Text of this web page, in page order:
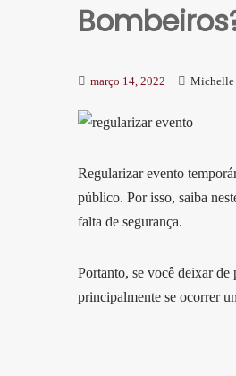
março 14, 2022 Michelle
Regularizar evento
público. Por isso, saiba
falta de segurança.
Portanto, se você deixar de
principalmente se ocorrer